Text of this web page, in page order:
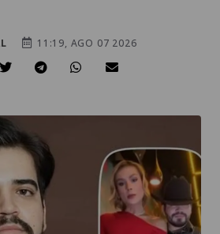
11:19, AGO 07 2026